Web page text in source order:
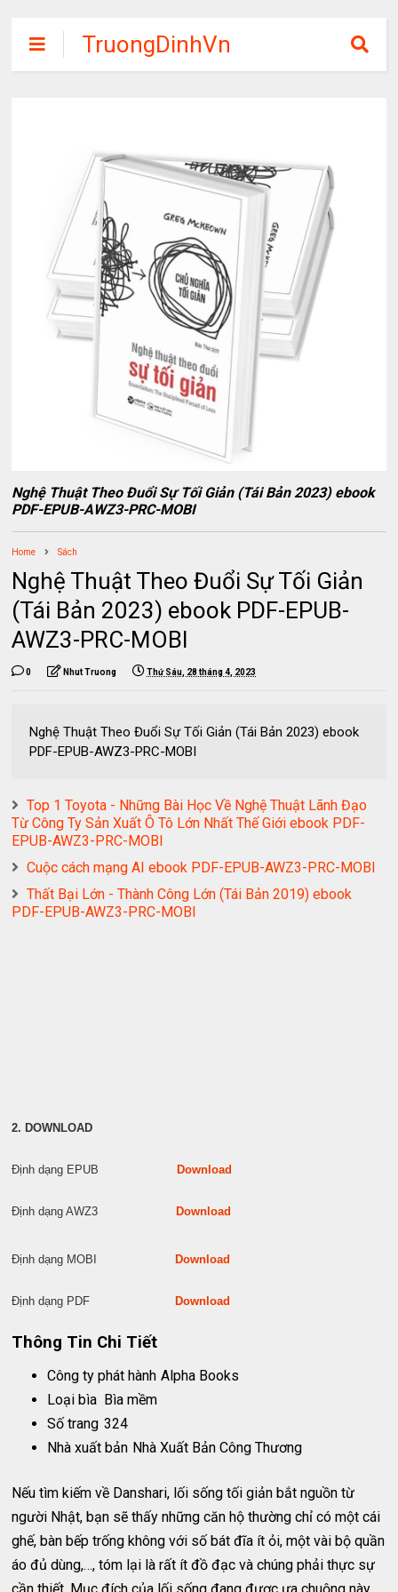
TruongDinhVn
Chia sẽ ebook,
tập miễn phí
Nghệ Thuật Theo Đuổi Sự Tối Giản (Tái Bản 2023) ebook
PDF-EPUB-AWZ3-PRC-MOBI
Home Sách
Nghệ Thuật Theo Đuổi Sự Tối Giản
(Tái Bản 2023) ebook PDF-EPUB-
AWZ3-PRC-MOBI
0 Nhut Truong Thứ Sáu, 28 tháng 4, 2023
Nghệ Thuật Theo Đuổi Sự Tối Giản (Tái Bản 2023) ebook
PDF-EPUB-AWZ3-PRC-MOBI
Top 1 Toyota - Những Bài Học Về Nghệ Thuật Lãnh Đạo
Từ Công Ty Sản Xuất Ô Tô Lớn Nhất Thế Giới ebook PDF-
EPUB-AWZ3-PRC-MOBI
Cuộc cách mạng AI ebook PDF-EPUB-AWZ3-PRC-MOBI
Thất Bại Lớn - Thành Công Lớn (Tái Bản 2019) ebook
PDF-EPUB-AWZ3-PRC-MOBI
2. DOWNLOAD
Định dạng EPUB Download
Định dạng AWZ3 Download
Định dạng MOBI Download
Định dạng PDF Download
Thông Tin Chi Tiết
Công ty phát hành Alpha Books
Loại bìa Bìa mềm
Số trang 324
Nhà xuất bản Nhà Xuất Bản Công Thương
Nếu tìm kiếm về Danshari, lối sống tối giản bắt nguồn từ
người Nhật, bạn sẽ thấy những căn hộ thường chỉ có một cái
ghế, bàn bếp trống không với số bát đĩa ít ỏi, một vài bộ quần
áo đủ dùng,…, tóm lại là rất ít đồ đạc và chúng phải thực sự
cần thiết. Mục đích của lối sống đang được ưa chuộng này